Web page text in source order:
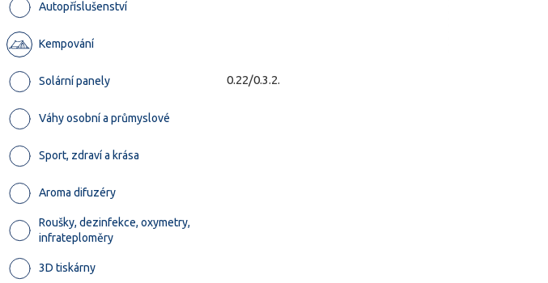
Autopříslušenství
Kempování
Solární panely
Váhy osobní a průmyslové
Sport, zdraví a krása
Aroma difuzéry
Roušky, dezinfekce, oxymetry,
infrateploměry
3D tiskárny
0.22/0.3.2.